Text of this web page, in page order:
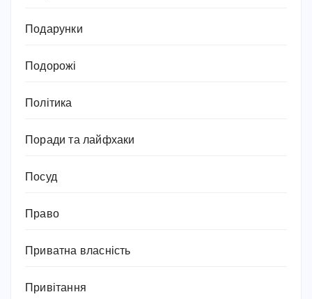
Подарунки
Подорожі
Політика
Поради та лайфхаки
Посуд
Право
Приватна власність
Привітання